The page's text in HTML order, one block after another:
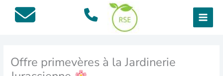
contenu
Offre primevères à la Jardinerie